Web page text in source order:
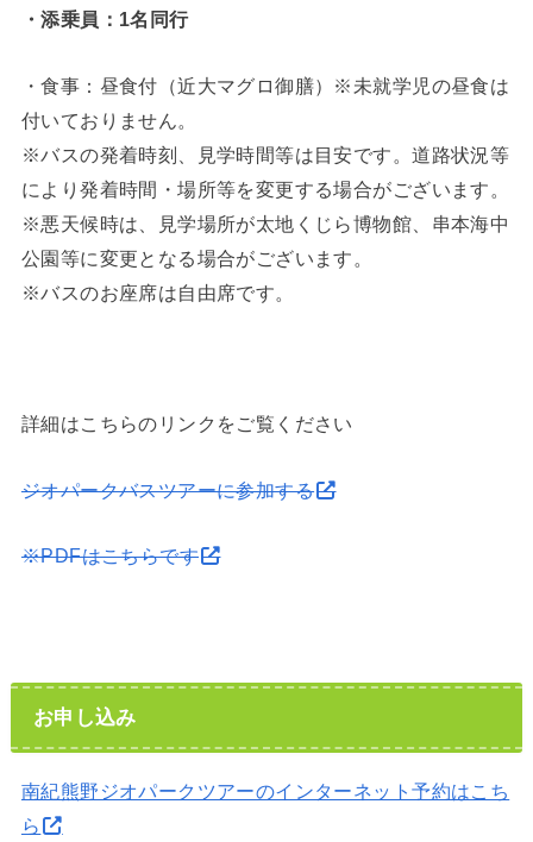
・添乗員：1名同行
・食事：昼食付（近大マグロ御膳）※未就学児の昼食は
付いておりません。
※バスの発着時刻、見学時間等は目安です。道路状況等
により発着時間・場所等を変更する場合がございます。
※悪天候時は、見学場所が太地くじら博物館、串本海中
公園等に変更となる場合がございます。
※バスのお座席は自由席です。
詳細はこちらのリンクをご覧ください
ジオパークバスツアーに参加する
※PDFはこちらです
お申し込み
南紀熊野ジオパークツアーのインターネット予約はこち
ら